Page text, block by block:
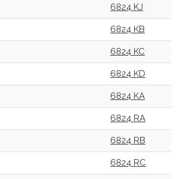
6824 KJ
6824 KB
6824 KC
6824 KD
6824 KA
6824 RA
6824 RB
6824 RC